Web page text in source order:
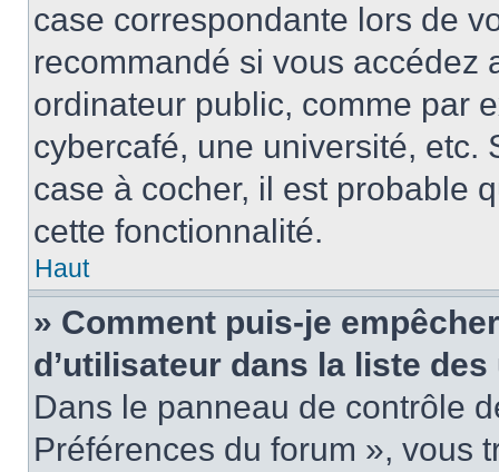
case correspondante lors de
recommandé si vous accédez
ordinateur public, comme par
cybercafé, une université, etc.
case à cocher, il est probable
cette fonctionnalité.
Haut
» Comment puis-je
d’utilisateur dans la liste
Dans le panneau de contrôle
Préférences du forum », vous